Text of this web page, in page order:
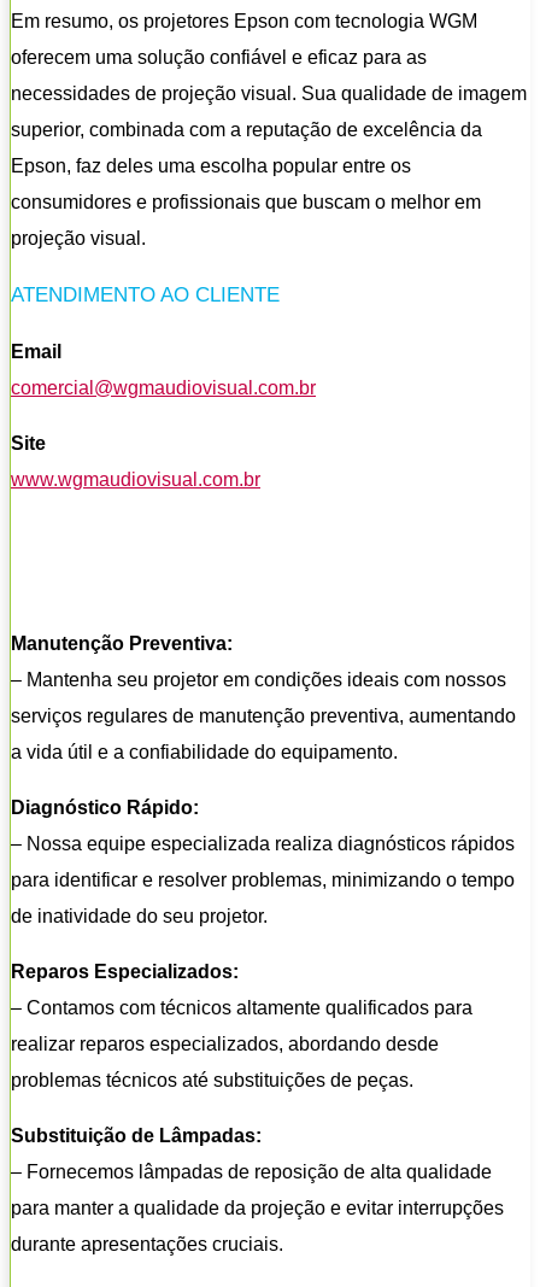
Em resumo, os projetores Epson com tecnologia WGM
oferecem uma solução confiável e eficaz para as
necessidades de projeção visual. Sua qualidade de imagem
superior, combinada com a reputação de excelência da
Epson, faz deles uma escolha popular entre os
consumidores e profissionais que buscam o melhor em
projeção visual.
ATENDIMENTO AO CLIENTE
Email
comercial@wgmaudiovisual.com.br
Site
www.wgmaudiovisual.com.br
Manutenção Preventiva:
– Mantenha seu projetor em condições ideais com nossos
serviços regulares de manutenção preventiva, aumentando
a vida útil e a confiabilidade do equipamento.
Diagnóstico Rápido:
– Nossa equipe especializada realiza diagnósticos rápidos
para identificar e resolver problemas, minimizando o tempo
de inatividade do seu projetor.
Reparos Especializados:
– Contamos com técnicos altamente qualificados para
realizar reparos especializados, abordando desde
problemas técnicos até substituições de peças.
Substituição de Lâmpadas:
– Fornecemos lâmpadas de reposição de alta qualidade
para manter a qualidade da projeção e evitar interrupções
durante apresentações cruciais.